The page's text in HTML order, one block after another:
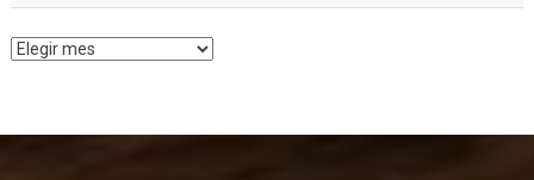
Archivo